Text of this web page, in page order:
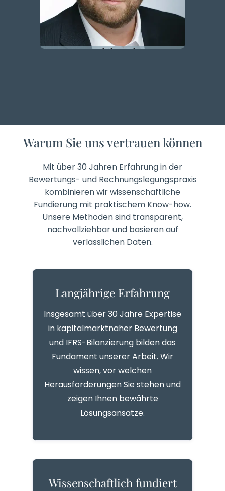
Dr. Thilo Nolte
Warum Sie uns vertrauen können
Mit über 30 Jahren Erfahrung in der
Bewertungs- und Rechnungslegungspraxis
kombinieren wir wissenschaftliche
Fundierung mit praktischem Know-how.
Unsere Methoden sind transparent,
nachvollziehbar und basieren auf
verlässlichen Daten.
Langjährige Erfahrung
Insgesamt über 30 Jahre Expertise
in kapitalmarktnaher Bewertung
und IFRS-Bilanzierung bilden das
Fundament unserer Arbeit. Wir
wissen, vor welchen
Herausforderungen Sie stehen und
zeigen Ihnen bewährte
Lösungsansätze.
Wissenschaftlich fundiert